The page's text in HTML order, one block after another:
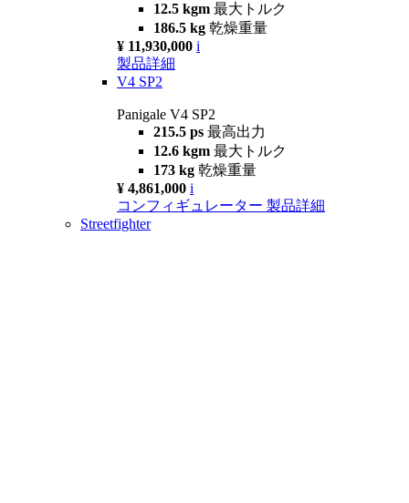
12.5 kgm 最大トルク
186.5 kg 乾燥重量
¥ 11,930,000 i
製品詳細
V4 SP2
Panigale V4 SP2
215.5 ps 最高出力
12.6 kgm 最大トルク
173 kg 乾燥重量
¥ 4,861,000 i
コンフィギュレーター 製品詳細
Streetfighter